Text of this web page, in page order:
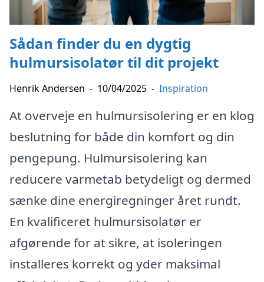
Sådan finder du en dygtig
hulmursisolatør til dit projekt
Henrik Andersen - 10/04/2025 - Inspiration
At overveje en hulmursisolering er en klog
beslutning for både din komfort og din
pengepung. Hulmursisolering kan
reducere varmetab betydeligt og dermed
sænke dine energiregninger året rundt.
En kvalificeret hulmursisolatør er
afgørende for at sikre, at isoleringen
installeres korrekt og yder maksimal